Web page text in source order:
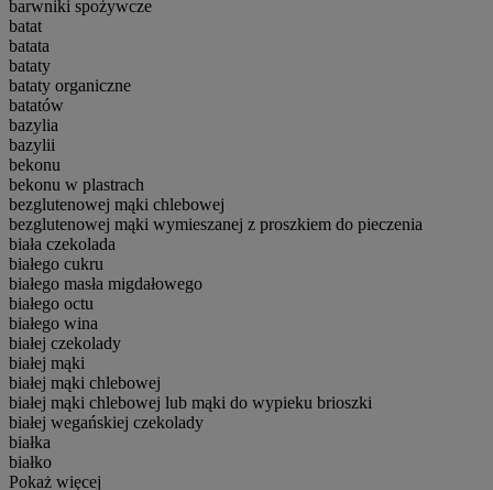
barwniki spożywcze
batat
batata
bataty
bataty organiczne
batatów
bazylia
bazylii
bekonu
bekonu w plastrach
bezglutenowej mąki chlebowej
bezglutenowej mąki wymieszanej z proszkiem do pieczenia
biała czekolada
białego cukru
białego masła migdałowego
białego octu
białego wina
białej czekolady
białej mąki
białej mąki chlebowej
białej mąki chlebowej lub mąki do wypieku brioszki
białej wegańskiej czekolady
białka
białko
Pokaż więcej